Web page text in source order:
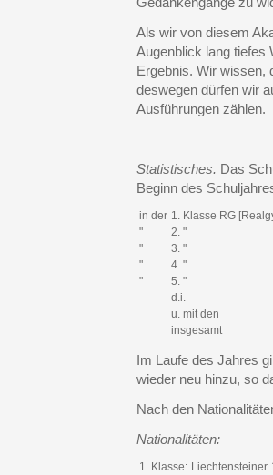
Als wir von diesem
Augenblick lang tiefes
Ergebnis. Wir wissen,
deswegen dürfen wir
Ausführungen zählen.
Statistisches. Das
Beginn des
in der 1. Klasse RG
"
2. "
"
3. "
"
4. "
"
5. "
d.i.
u. mit den
insgesamt
Im Laufe des Jahres
wieder neu hinzu, so
Nach den
Nationalitäten:
1. Klasse: Liechtensteiner